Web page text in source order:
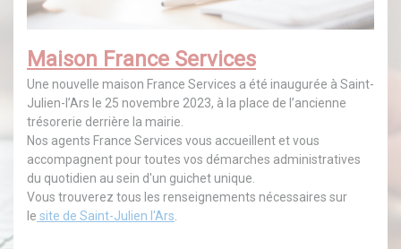
Maison France Services
Une nouvelle maison France Services a été inaugurée à Saint-
Julien-l’Ars le 25 novembre 2023, à la place de l’ancienne
trésorerie derrière la mairie.
Nos agents France Services vous accueillent et vous
accompagnent pour toutes vos démarches administratives
du quotidien au sein d'un guichet unique.
Vous trouverez tous les renseignements nécessaires sur
le site de Saint-Julien l'Ars